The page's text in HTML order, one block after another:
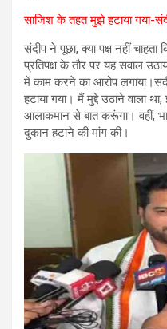
साजिश के तहत मुझे हटाया गया-
संदीप ने पूछा, क्या पक्ष नहीं
प्रतिपक्ष के तौर पर यह सवाल
में काम करने का आरोप
हटाया गया। मैं मुद्दे उठाने वाला
आलाकमान से बात करूंगा। वहीं,
दुकान हटाने की मांग की।